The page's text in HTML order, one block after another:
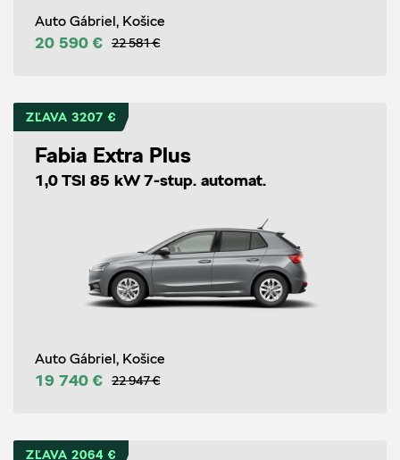
Auto Gábriel, Košice
20 590 € 22 581 €
ZĽAVA 3207 €
Fabia Extra Plus
1,0 TSI 85 kW 7-stup. automat.
Auto Gábriel, Košice
19 740 € 22 947 €
ZĽAVA 2064 €